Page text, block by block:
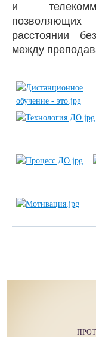
и
позволяющих
расстоянии
между